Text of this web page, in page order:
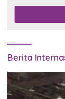
Berita